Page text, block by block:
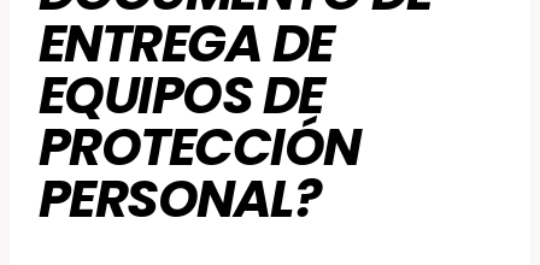
ENTREGA DE
EQUIPOS DE
PROTECCIÓN
PERSONAL?